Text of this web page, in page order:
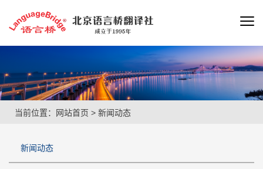
当前位置： 网站首页 > 新闻动态
新闻动态